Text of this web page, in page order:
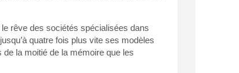
le rêve des sociétés spécialisées dans
quatre fois plus vite ses modèles
la moitié de la mémoire que les